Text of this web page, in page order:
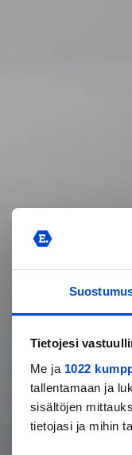
Tietojesi
Me ja 1022
tallentamaan ja
sisältöjen
tietojasi ja mihin